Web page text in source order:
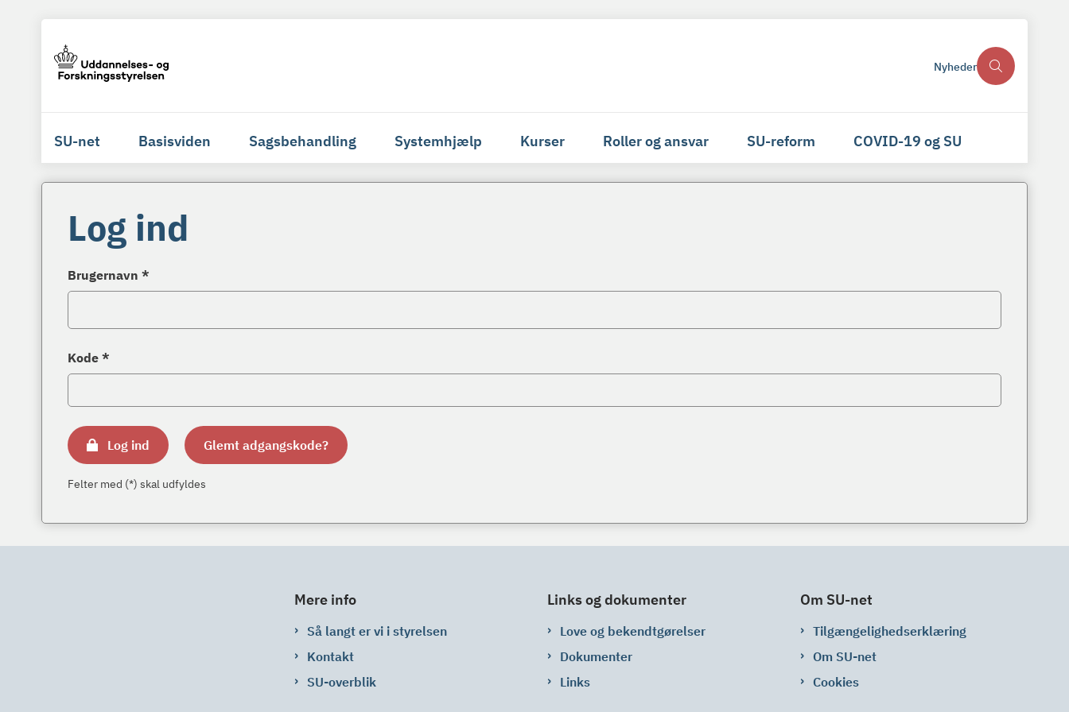
Nyheder
SU-net Basisviden Sagsbehandling Systemhjælp Kurser Roller og ansvar SU-reform COVID-19 og SU
Log ind
Brugernavn *
Kode *
Log ind Glemt adgangskode?
Felter med (*) skal udfyldes
Mere info
Så langt er vi i styrelsen
Kontakt
SU-overblik
Links og dokumenter
Love og bekendtgørelser
Dokumenter
Links
Om SU-net
Tilgængelighedserklæring
Om SU-net
Cookies